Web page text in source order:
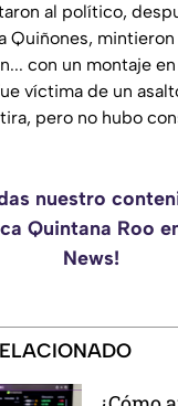
al político,
Quiñones,
con un montaje
víctima de un
pero no hubo
nuestro
Quintana Roo
News!